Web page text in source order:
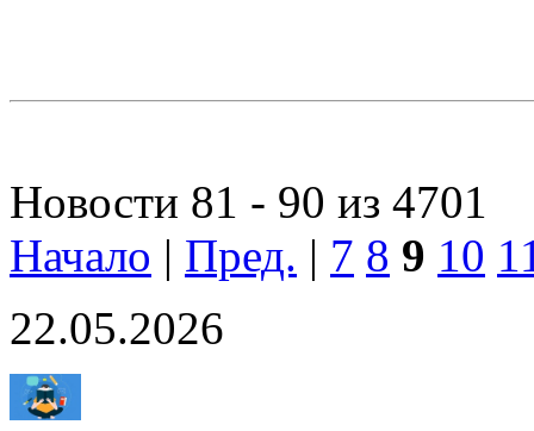
Новости 81 - 90 из 4701
Начало | Пред. | 7 8 9 10
22.05.2026